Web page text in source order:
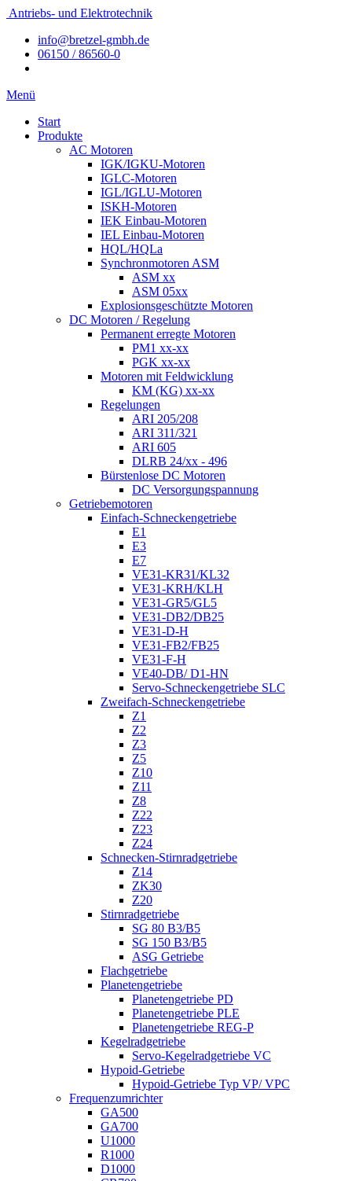
Antriebs- und Elektrotechnik
info@bretzel-gmbh.de
06150 / 86560-0
Menü
Start
Produkte
AC Motoren
IGK/IGKU-Motoren
IGLC-Motoren
IGL/IGLU-Motoren
ISKH-Motoren
IEK Einbau-Motoren
IEL Einbau-Motoren
HQL/HQLa
Synchronmotoren ASM
ASM xx
ASM 05xx
Explosionsgeschützte Motoren
DC Motoren / Regelung
Permanent erregte Motoren
PM1 xx-xx
PGK xx-xx
Motoren mit Feldwicklung
KM (KG) xx-xx
Regelungen
ARI 205/208
ARI 311/321
ARI 605
DLRB 24/xx - 496
Bürstenlose DC Motoren
DC Versorgungspannung
Getriebemotoren
Einfach-Schneckengetriebe
E1
E3
E7
VE31-KR31/KL32
VE31-KRH/KLH
VE31-GR5/GL5
VE31-DB2/DB25
VE31-D-H
VE31-FB2/FB25
VE31-F-H
VE40-DB/ D1-HN
Servo-Schneckengetriebe SLC
Zweifach-Schneckengetriebe
Z1
Z2
Z3
Z5
Z10
Z11
Z8
Z22
Z23
Z24
Schnecken-Stirnradgetriebe
Z14
ZK30
Z20
Stirnradgetriebe
SG 80 B3/B5
SG 150 B3/B5
ASG Getriebe
Flachgetriebe
Planetengetriebe
Planetengetriebe PD
Planetengetriebe PLE
Planetengetriebe REG-P
Kegelradgetriebe
Servo-Kegelradgetriebe VC
Hypoid-Getriebe
Hypoid-Getriebe Typ VP/ VPC
Frequenzumrichter
GA500
GA700
U1000
R1000
D1000